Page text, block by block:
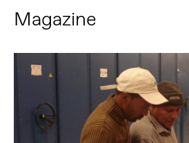
Magazine